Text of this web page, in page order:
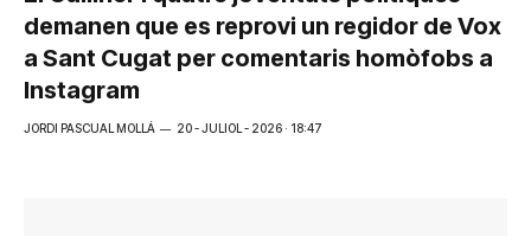
demanen que es reprovi un regidor de Vox
a Sant Cugat per comentaris homòfobs a
Instagram
JORDI PASCUAL MOLLÁ 20 - JULIOL - 2026 · 18:47